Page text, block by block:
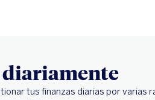
diariamente
tus finanzas diarias por varias